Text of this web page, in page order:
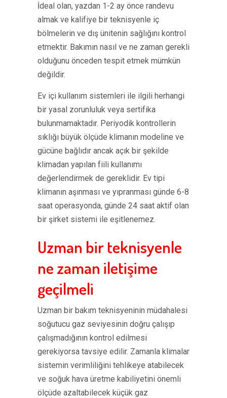
İdeal olan, yazdan 1-2 ay önce randevu
almak ve kalifiye bir teknisyenle iç
bölmelerin ve dış ünitenin sağlığını kontrol
etmektir. Bakımın nasıl ve ne zaman gerekli
olduğunu önceden tespit etmek mümkün
değildir.
Ev içi kullanım sistemleri ile ilgili herhangi
bir yasal zorunluluk veya sertifika
bulunmamaktadır. Periyodik kontrollerin
sıklığı büyük ölçüde klimanın modeline ve
gücüne bağlıdır ancak açık bir şekilde
klimadan yapılan fiili kullanımı
değerlendirmek de gereklidir. Ev tipi
klimanın aşınması ve yıpranması günde 6-8
saat operasyonda, günde 24 saat aktif olan
bir şirket sistemi ile eşitlenemez.
Uzman bir teknisyenle
ne zaman iletişime
geçilmeli
Uzman bir bakım teknisyeninin müdahalesi
soğutucu gaz seviyesinin doğru çalışıp
çalışmadığının kontrol edilmesi
gerekiyorsa tavsiye edilir. Zamanla klimalar
sistemin verimliliğini tehlikeye atabilecek
ve soğuk hava üretme kabiliyetini önemli
ölçüde azaltabilecek küçük gaz